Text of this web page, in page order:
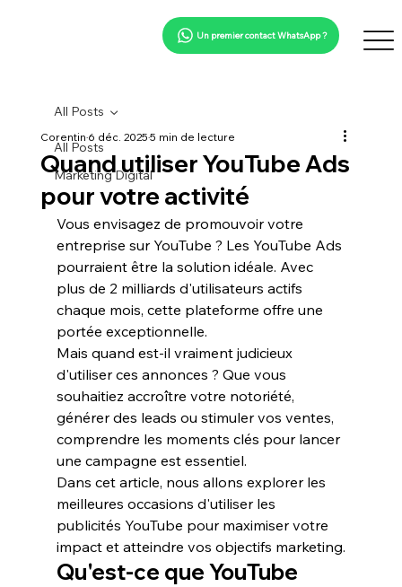
Un premier contact WhatsApp ?
All Posts
Marketing Digital
All Posts
Quand utiliser YouTube Ads
pour votre activité
Corentin6 déc. 20255 min de lecture
Vous envisagez de promouvoir votre
entreprise sur YouTube ? Les YouTube Ads
pourraient être la solution idéale. Avec
plus de 2 milliards d'utilisateurs actifs
chaque mois, cette plateforme offre une
portée exceptionnelle.
Mais quand est-il vraiment judicieux
d'utiliser ces annonces ? Que vous
souhaitiez accroître votre notoriété,
générer des leads ou stimuler vos ventes,
comprendre les moments clés pour lancer
une campagne est essentiel.
Dans cet article, nous allons explorer les
meilleures occasions d'utiliser les
publicités YouTube pour maximiser votre
impact et atteindre vos objectifs marketing.
Qu'est-ce que YouTube